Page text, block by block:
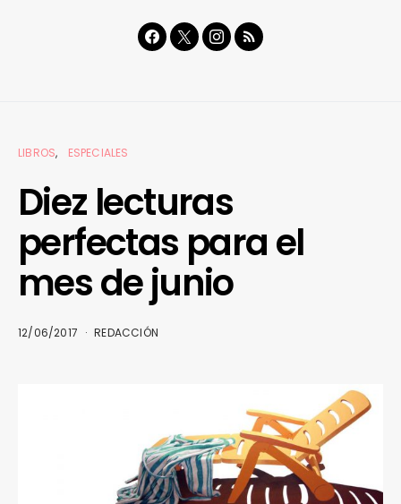
LIBROS ESPECIALES
Diez lecturas
perfectas para el
mes de junio
12/06/2017 REDACCIÓN